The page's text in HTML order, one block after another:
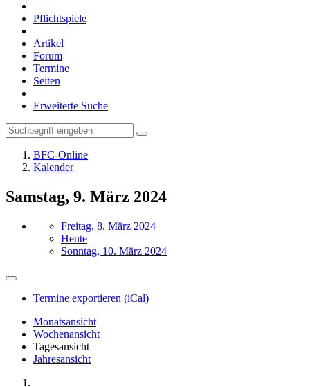
Pflichtspiele
Artikel
Forum
Termine
Seiten
Erweiterte Suche
BFC-Online
Kalender
Samstag, 9. März 2024
Freitag, 8. März 2024
Heute
Sonntag, 10. März 2024
Termine exportieren (iCal)
Monatsansicht
Wochenansicht
Tagesansicht
Jahresansicht